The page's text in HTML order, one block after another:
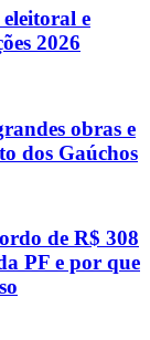
e
2026
obras e
dos Gaúchos
de R$ 308
PF e por que